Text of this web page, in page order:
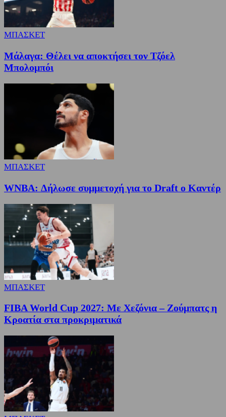
ΜΠΑΣΚΕΤ
Μάλαγα: Θέλει να αποκτήσει τον Τζόελ
Μπολομπόι
ΜΠΑΣΚΕΤ
WNBA: Δήλωσε συμμετοχή για το Draft ο Καντέρ
ΜΠΑΣΚΕΤ
FIBA World Cup 2027: Με Χεζόνια – Ζούμπατς η
Κροατία στα προκριματικά